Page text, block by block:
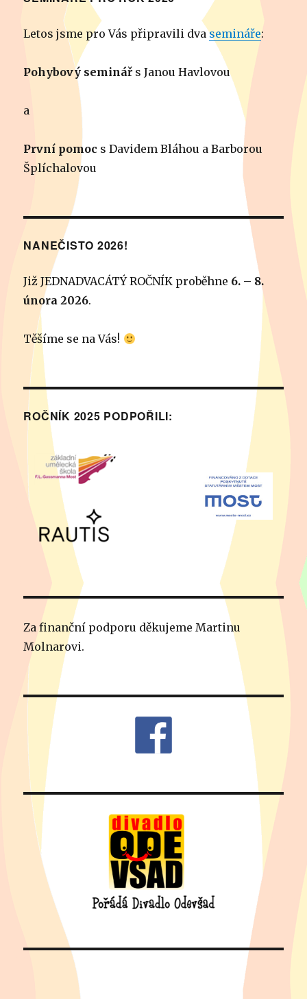
Letos jsme pro Vás připravili dvasemináře:
Pohybový seminář s Janou Havlovou
a
První pomoc s Davidem Bláhou a Barborou
Šplíchalovou
NANEČISTO 2026!
Již JEDNADVACÁTÝ ROČNÍK proběhne 6. – 8.
února 2026.
Těšíme se na Vás!
ROČNÍK 2025 PODPOŘILI:
Za finanční podporu děkujeme Martinu
Molnarovi.